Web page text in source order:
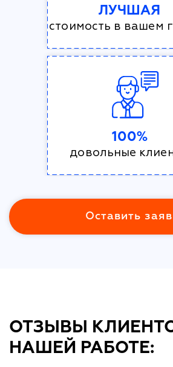
ЛУЧШАЯ
стоимость в вашем
100%
довольные
Оставить
ОТЗЫВЫ
НАШЕЙ РАБОТЕ: